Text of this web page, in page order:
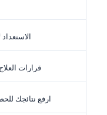
قرارات
ارفع نتائجك